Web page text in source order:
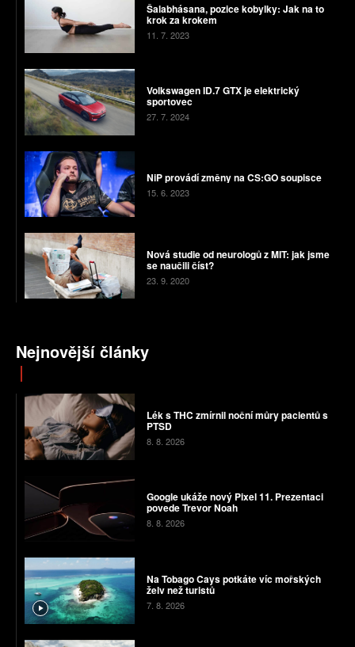
Šalabhásana, pozice kobylky: Jak na to
krok za krokem
11. 7. 2023
Volkswagen ID.7 GTX je elektrický
sportovec
27. 7. 2024
NiP provádí změny na CS:GO soupisce
15. 6. 2023
Nová studie od neurologů z MIT: jak jsme
se naučili číst?
23. 9. 2020
Nejnovější články
Lék s THC zmírnil noční můry pacientů s
PTSD
8. 8. 2026
Google ukáže nový Pixel 11. Prezentaci
povede Trevor Noah
8. 8. 2026
Na Tobago Cays potkáte víc mořských
želv než turistů
7. 8. 2026